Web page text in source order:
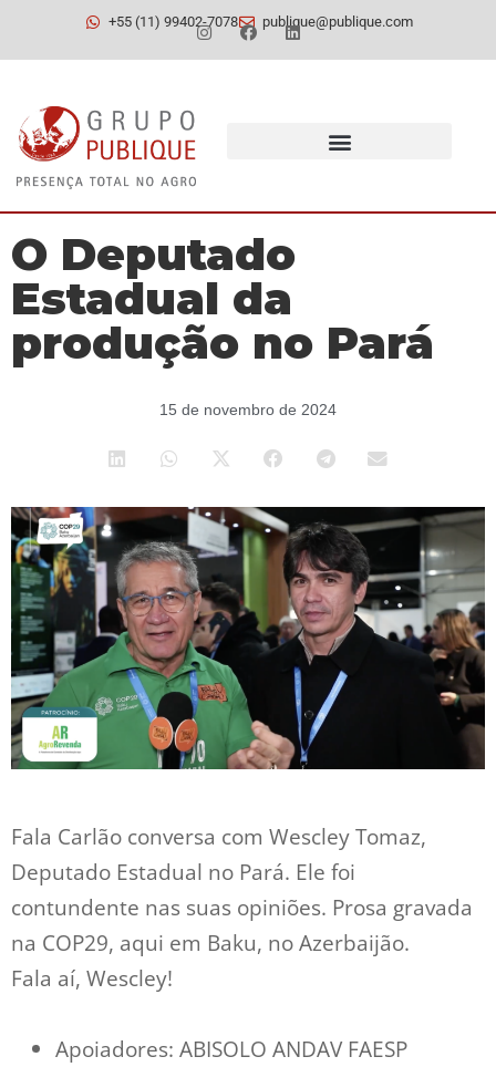
+55 (11) 99402-7078 publique@publique.com
O Deputado
Estadual da
produção no Pará
15 de novembro de 2024
Fala Carlão conversa com Wescley Tomaz,
Deputado Estadual no Pará. Ele foi
contundente nas suas opiniões. Prosa gravada
na COP29, aqui em Baku, no Azerbaijão.
Fala aí, Wescley!
Apoiadores: ABISOLO ANDAV FAESP